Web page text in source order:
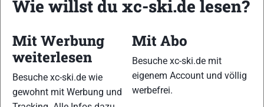
27 28
Wie willst du xc-ski.de lesen?
Mit Werbung
weiterlesen
Besuche xc-ski.de wie
gewohnt mit Werbung und
Mit Abo
Besuche xc-ski.de mit
eigenem Account und völlig
werbefrei.